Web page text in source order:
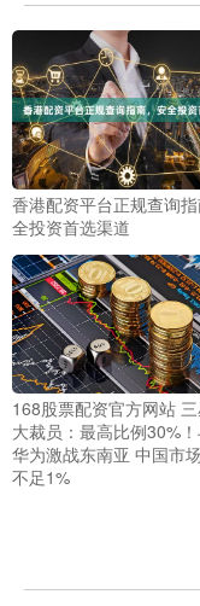
香港配资平台正规查询
全投资首选渠道
168股票配资官方网站
大裁员：最高比例30%
华为激战东南亚 中国市
不足1%